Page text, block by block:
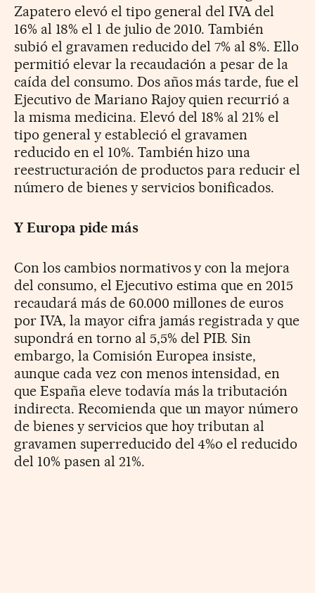
Zapatero elevó el tipo general del IVA del
16% al 18% el 1 de julio de 2010. También
subió el gravamen reducido del 7% al 8%. Ello
permitió elevar la recaudación a pesar de la
caída del consumo. Dos años más tarde, fue el
Ejecutivo de Mariano Rajoy quien recurrió a
la misma medicina. Elevó del 18% al 21% el
tipo general y estableció el gravamen
reducido en el 10%. También hizo una
reestructuración de productos para reducir el
número de bienes y servicios bonificados.
Y Europa pide más
Con los cambios normativos y con la mejora
del consumo, el Ejecutivo estima que en 2015
recaudará más de 60.000 millones de euros
por IVA, la mayor cifra jamás registrada y que
supondrá en torno al 5,5% del PIB. Sin
embargo, la Comisión Europea insiste,
aunque cada vez con menos intensidad, en
que España eleve todavía más la tributación
indirecta. Recomienda que un mayor número
de bienes y servicios que hoy tributan al
gravamen superreducido del 4%o el reducido
del 10% pasen al 21%.